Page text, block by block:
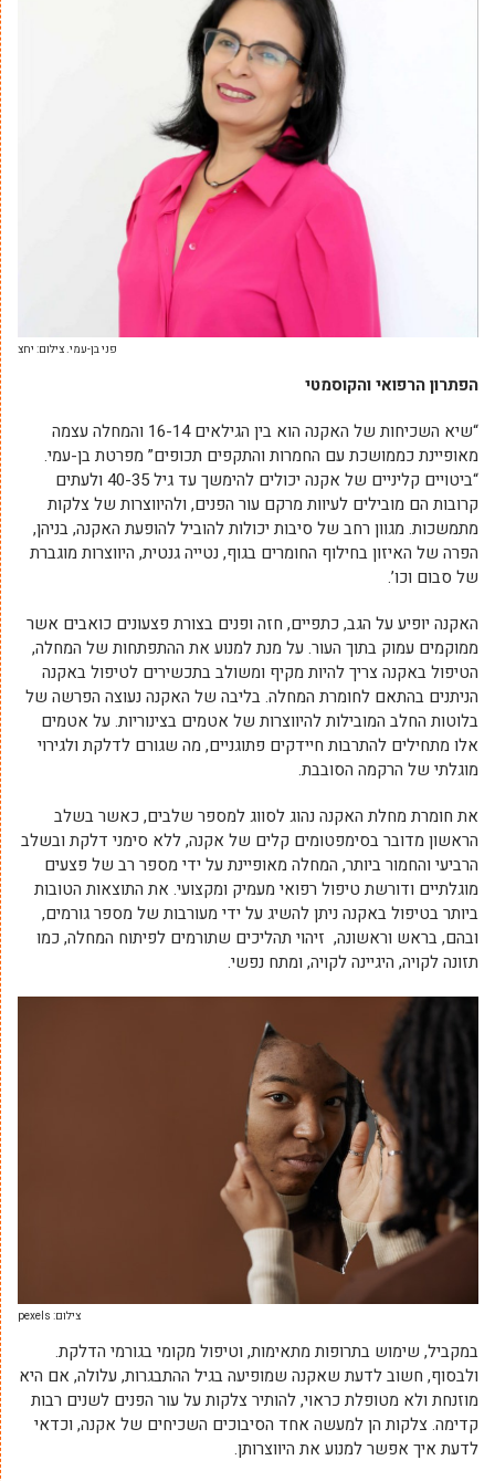
פני בן-עמי. צילום: יחצ
הפתרון הרפואי והקוסמטי
“שיא השכיחות של האקנה הוא בין הגילאים 16-14 והמחלה עצמה
מאופיינת כממושכת עם החמרות והתקפים תכופים” מפרטת בן-עמי.
“ביטויים קליניים של אקנה יכולים להימשך עד גיל 40-35 ולעתים
קרובות הם מובילים לעיוות מרקם עור הפנים, ולהיווצרות של צלקות
מתמשכות. מגוון רחב של סיבות יכולות להוביל להופעת האקנה, בניהן,
הפרה של האיזון בחילוף החומרים בגוף, נטייה גנטית, היווצרות מוגברת
של סבום וכו’.
האקנה יופיע על הגב, כתפיים, חזה ופנים בצורת פצעונים כואבים אשר
ממוקמים עמוק בתוך העור. על מנת למנוע את ההתפתחות של המחלה,
הטיפול באקנה צריך להיות מקיף ומשולב בתכשירים לטיפול באקנה
הניתנים בהתאם לחומרת המחלה. בליבה של האקנה נעוצה הפרשה של
בלוטות החלב המובילות להיווצרות של אטמים בצינוריות. על אטמים
אלו מתחילים להתרבות חיידקים פתוגניים, מה שגורם לדלקת ולגירוי
מוגלתי של הרקמה הסובבת.
את חומרת מחלת האקנה נהוג לסווג למספר שלבים, כאשר בשלב
הראשון מדובר בסימפטומים קלים של אקנה, ללא סימני דלקת ובשלב
הרביעי והחמור ביותר, המחלה מאופיינת על ידי מספר רב של פצעים
מוגלתיים ודורשת טיפול רפואי מעמיק ומקצועי. את התוצאות הטובות
ביותר בטיפול באקנה ניתן להשיג על ידי מעורבות של מספר גורמים,
ובהם, בראש וראשונה, זיהוי תהליכים שתורמים לפיתוח המחלה, כמו
תזונה לקויה, היגיינה לקויה, ומתח נפשי.
צילום: pexels
במקביל, שימוש בתרופות מתאימות, וטיפול מקומי בגורמי הדלקת.
ולבסוף, חשוב לדעת שאקנה שמופיעה בגיל ההתבגרות, עלולה, אם היא
מוזנחת ולא מטופלת כראוי, להותיר צלקות על עור הפנים לשנים רבות
קדימה. צלקות הן למעשה אחד הסיבוכים השכיחים של אקנה, וכדאי
לדעת איך אפשר למנוע את היווצרותן.